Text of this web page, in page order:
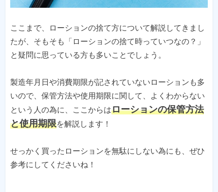
ここまで、ローションの捨て方について解説してきまし
たが、そもそも「ローションの捨て時っていつなの？」
と疑問に思っている方も多いことでしょう。
製造年月日や消費期限が記されていないローションも多
いので、保管方法や使用期限に関して、よくわからない
という人の為に、ここからはローションの保管方法
と使用期限を解説します！
せっかく買ったローションを無駄にしない為にも、ぜひ
参考にしてくださいね！